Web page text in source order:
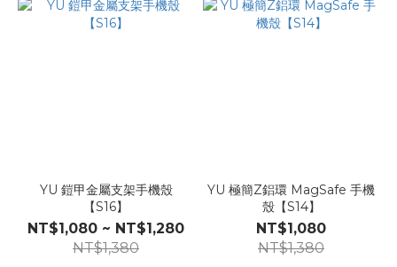
YU 鎧甲金屬支架手機殼
【S16】
NT$1,080 ~ NT$1,280
NT$1,380
YU 極簡Z鋁環 MagSafe 手機
殼【S14】
NT$1,080
NT$1,380